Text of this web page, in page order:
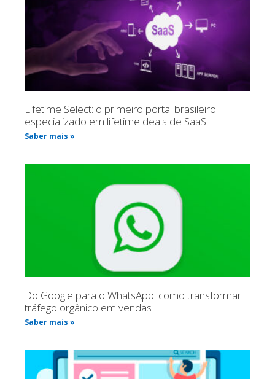
Lifetime Select: o primeiro portal brasileiro
especializado em lifetime deals de SaaS
Saber mais »
Do Google para o WhatsApp: como transformar
tráfego orgânico em vendas
Saber mais »